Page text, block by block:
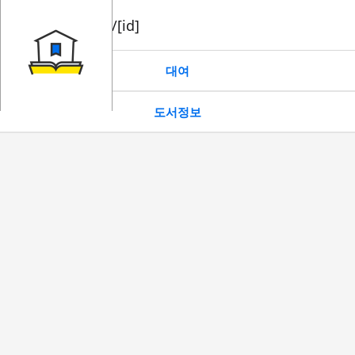
book/rent/[id]
대여
도서정보